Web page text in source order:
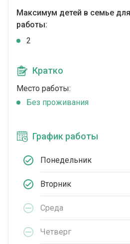
Максимум детей в семье
работы:
2
Кратко
Место работы:
Без проживания
График работы
Понедельник
Вторник
Среда
Четверг